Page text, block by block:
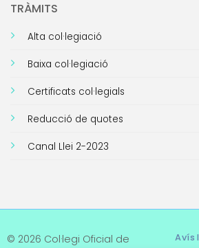
TRÀMITS
Alta col·legiació
Baixa col·legiació
Certificats col·legials
Reducció de quotes
Canal Llei 2-2023
© 2026 Col·legi Oficial de
Avís